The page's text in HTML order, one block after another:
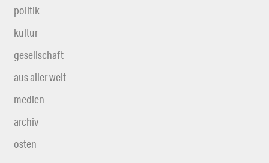
politik
kultur
gesellschaft
aus aller welt
medien
archiv
osten